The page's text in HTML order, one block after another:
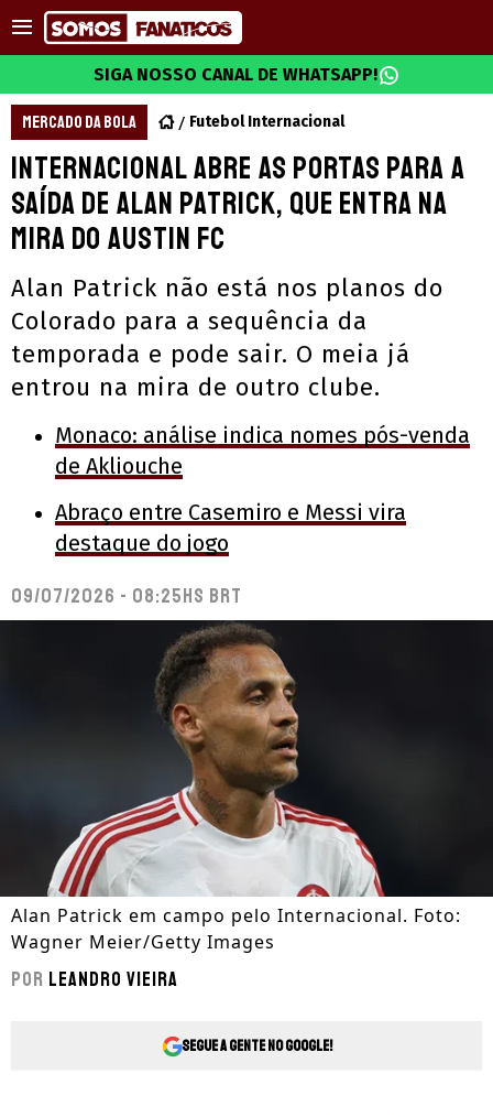
SIGA NOSSO CANAL DE WHATSAPP!
MERCADO DA BOLA Futebol Internacional
Internacional abre as portas para a
saída de Alan Patrick, que entra na
mira do Austin FC
Alan Patrick não está nos planos do
Colorado para a sequência da
temporada e pode sair. O meia já
entrou na mira de outro clube.
Monaco: análise indica nomes pós-venda
de Akliouche
Abraço entre Casemiro e Messi vira
destaque do jogo
09/07/2026 - 08:25hs BRT
Alan Patrick em campo pelo Internacional. Foto:
Wagner Meier/Getty Images
Por Leandro Vieira
Segue a gente no Google!